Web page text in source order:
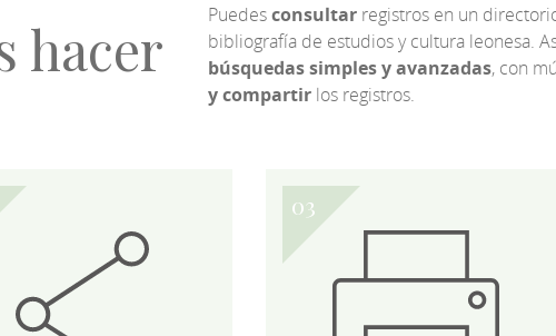
hacer Puedesconsultarregistros en un
bibliografía de estudios y cultura leonesa.
búsquedas simples y avanzadas, con
y compartirlos registros.